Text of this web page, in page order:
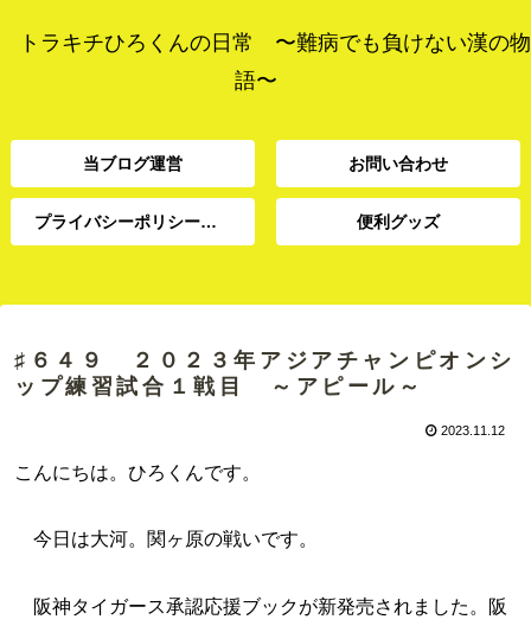
トラキチひろくんの日常 〜難病でも負けない漢の物
語〜
当ブログ運営 お問い合わせ
プライバシーポリシー、免責事項 便利グッズ
♯６４９ ２０２３年アジアチャンピオンシ
ップ練習試合１戦目 ～アピール～
2023.11.12
こんにちは。ひろくんです。
今日は大河。関ヶ原の戦いです。
阪神タイガース承認応援ブックが新発売されました。阪